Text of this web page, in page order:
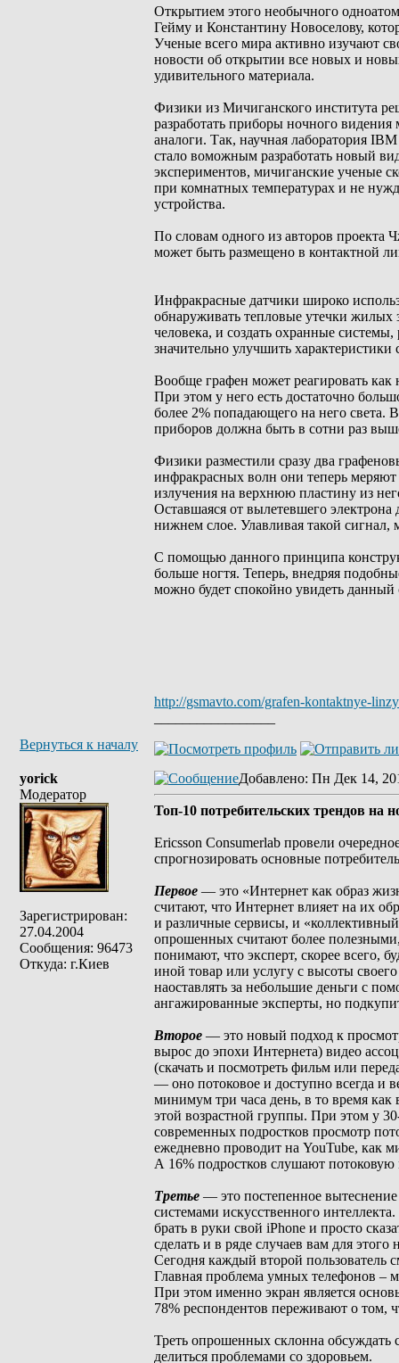
Открытием этого необычного
Гейму и Константину Новоселову,
Ученые всего мира активно изучают
новости об открытии все новых и
удивительного материала.
Физики из Мичиганского института
разработать приборы ночного
аналоги. Так, научная лаборатория
стало воможным разработать новый
экспериментов, мичиганские ученые
при комнатных температурах и не
устройства.
По словам одного из авторов проекта
может быть размещено в контактной
Инфракрасные датчики широко
обнаруживать тепловые утечки
человека, и создать охранные
значительно улучшить
Вообще графен может реагировать
При этом у него есть достаточно
более 2% попадающего на него света.
приборов должна быть в сотни раз
Физики разместили сразу два
инфракрасных волн они теперь
излучения на верхнюю пластину из
Оставшаяся от вылетевшего
нижнем слое. Улавливая такой
С помощью данного принципа
больше ногтя. Теперь, внедряя
можно будет спокойно увидеть данный
http://gsmavto.com/grafen-kontaktnye-
Вернуться к началу
yorick
Модератор
Зарегистрирован:
27.04.2004
Сообщения: 96473
Откуда: г.Киев
Добавлено: Пн Дек 14,
Топ-10 потребительских трендов на
Ericsson Consumerlab провели
спрогнозировать основные
Первое — это «Интернет как образ
считают, что Интернет влияет на их
и различные сервисы, и
опрошенных считают более
понимают, что эксперт, скорее всего,
иной товар или услугу с высоты
наоставлять за небольшие деньги с
ангажированные эксперты, но
Второе — это новый подход к
вырос до эпохи Интернета) видео
(скачать и посмотреть фильм или
— оно потоковое и доступно всегда и
минимум три часа день, в то время
этой возрастной группы. При этом у
современных подростков просмотр
ежедневно проводит на YouTube, как
А 16% подростков слушают потоковую
Третье — это постепенное
системами искусственного
брать в руки свой iPhone и просто
сделать и в ряде случаев вам для
Сегодня каждый второй пользователь
Главная проблема умных телефонов –
При этом именно экран является
78% респондентов переживают о том,
Треть опрошенных склонна обсуждать
делиться проблемами со здоровьем.